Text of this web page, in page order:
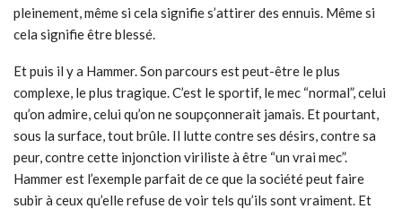
pleinement, même si cela signifie s’attirer des ennuis. Même si
cela signifie être blessé.
Et puis il y a Hammer. Son parcours est peut-être le plus
complexe, le plus tragique. C’est le sportif, le mec “normal”, celui
qu’on admire, celui qu’on ne soupçonnerait jamais. Et pourtant,
sous la surface, tout brûle. Il lutte contre ses désirs, contre sa
peur, contre cette injonction viriliste à être “un vrai mec”.
Hammer est l’exemple parfait de ce que la société peut faire
subir à ceux qu’elle refuse de voir tels qu’ils sont vraiment. Et